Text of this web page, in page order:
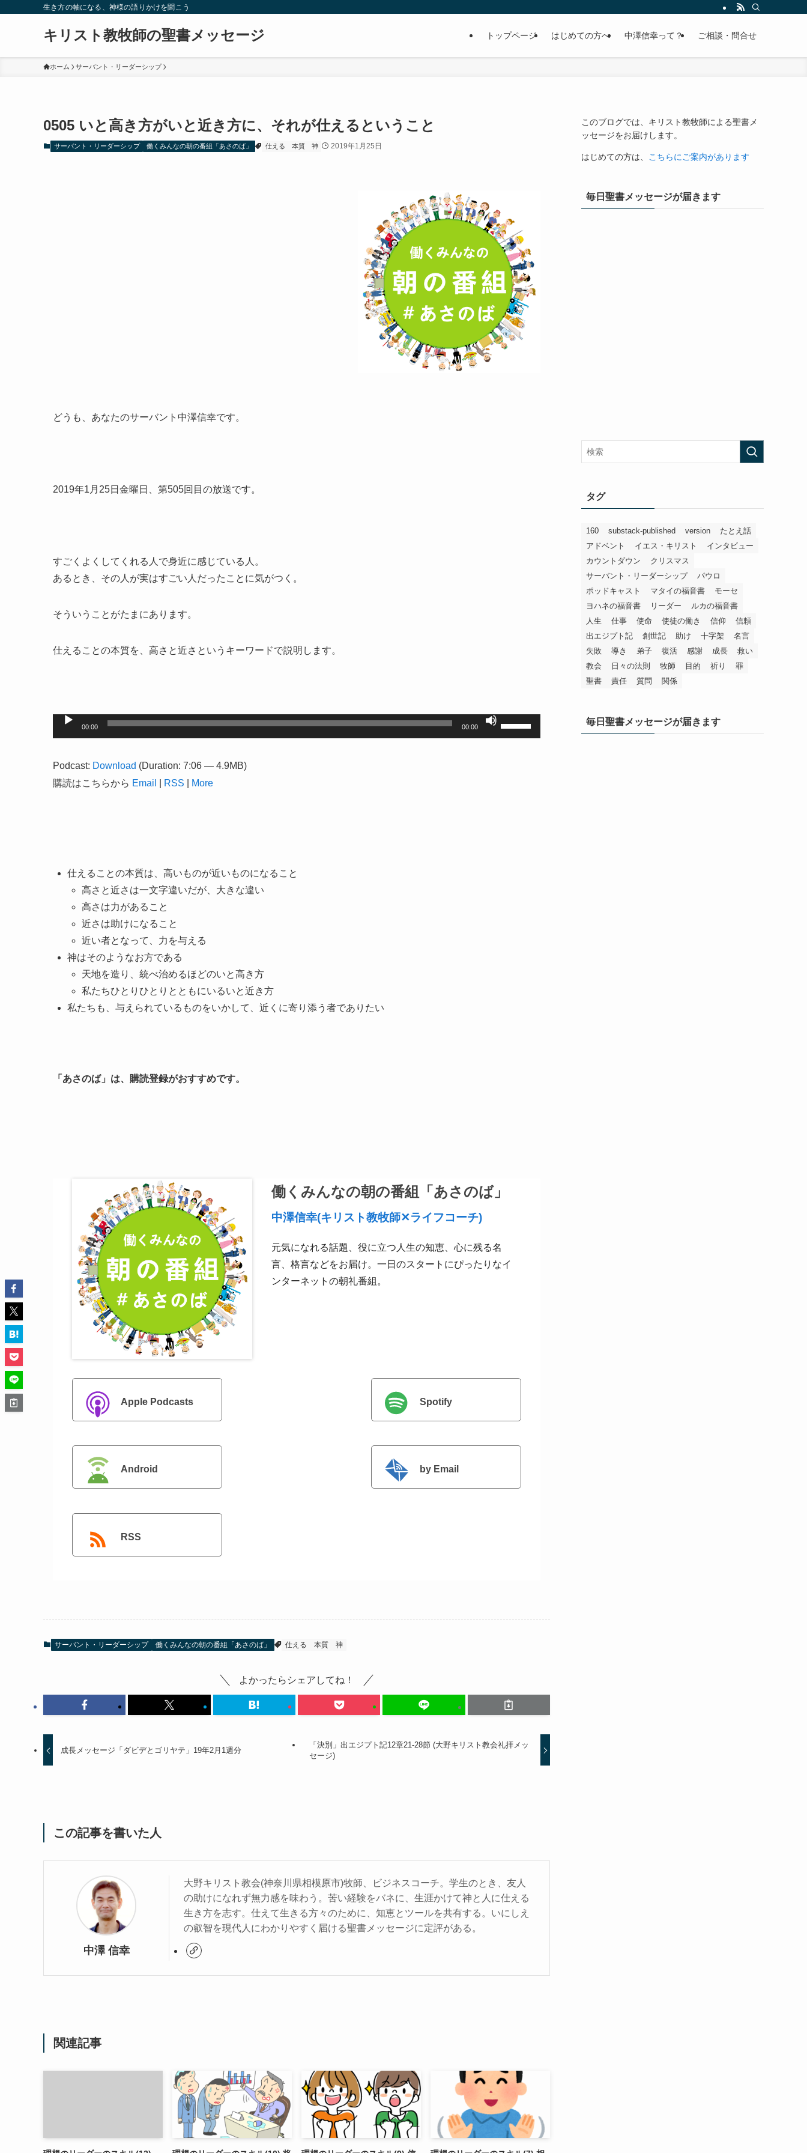
生き方の軸になる、神様の語りかけを聞こう
キリスト教牧師の聖書メッセージ トップページ はじめての方へ 中澤信幸って？ ご相談・問合せ
ホーム サーバント・リーダーシップ
0505 いと高き方がいと近き方に、それが仕えるということ
サーバント・リーダーシップ 働くみんなの朝の番組「あさのば」 仕える 本質 神 2019年1月25日
どうも、あなたのサーバント中澤信幸です。
2019年1月25日金曜日、第505回目の放送です。
すごくよくしてくれる人で身近に感じている人。
あるとき、その人が実はすごい人だったことに気がつく。
そういうことがたまにあります。
仕えることの本質を、高さと近さというキーワードで説明します。
声
ー
00:00 00:00
ボ
リ
Podcast: Download (Duration: 7:06 — 4.9MB)
購読はこちらから Email RSS More
仕えることの本質は、高いものが近いものになること
高さと近さは一文字違いだが、大きな違い
高さは力があること
近さは助けになること
近い者となって、力を与える
神はそのようなお方である
天地を造り、統べ治めるほどのいと高き方
私たちひとりひとりとともにいるいと近き方
私たちも、与えられているものをいかして、近くに寄り添う者でありたい
「あさのば」は、購読登録がおすすめです。
働くみんなの朝の番組「あさのば」
中澤信幸(キリスト教牧師✕ライフコーチ)
元気になれる話題、役に立つ人生の知恵、心に残る名
言、格言などをお届け。一日のスタートにぴったりなイ
ンターネットの朝礼番組。
Apple Podcasts Spotify
Android by Email
RSS
サーバント・リーダーシップ 働くみんなの朝の番組「あさのば」 仕える 本質 神
よかったらシェアしてね！
成長メッセージ「ダビデとゴリヤテ」19年2月1週分
「決別」出エジプト記12章21-28節 (大野キリスト教会礼拝メッ
セージ)
この記事を書いた人
中澤 信幸
大野キリスト教会(神奈川県相模原市)牧師、ビジネスコーチ。学生のとき、友人
の助けになれず無力感を味わう。苦い経験をバネに、生涯かけて神と人に仕える
生き方を志す。仕えて生きる方々のために、知恵とツールを共有する。いにしえ
の叡智を現代人にわかりやすく届ける聖書メッセージに定評がある。
関連記事
このブログでは、キリスト教牧師による聖書メ
ッセージをお届けします。
はじめての方は、 こちらにご案内があります
毎日聖書メッセージが届きます
タグ
160 substack-published version
たとえ話
アドベント
イエス・キリスト
インタビュー
カウントダウン
クリスマス
サーバント・リーダーシップ
パウロ
ポッドキャスト
マタイの福音書
モーセ
ヨハネの福音書
リーダー
ルカの福音書
人生
仕事 使命 使徒の働き 信仰
信頼
出エジプト記
創世記 助け 十字架
名言
失敗
導き 弟子 復活 感謝 成長
救い
教会
日々の法則 牧師 目的 祈り
罪
聖書
責任 質問 関係
毎日聖書メッセージが届きます